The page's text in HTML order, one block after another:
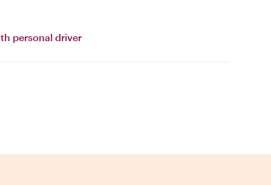
personal driver